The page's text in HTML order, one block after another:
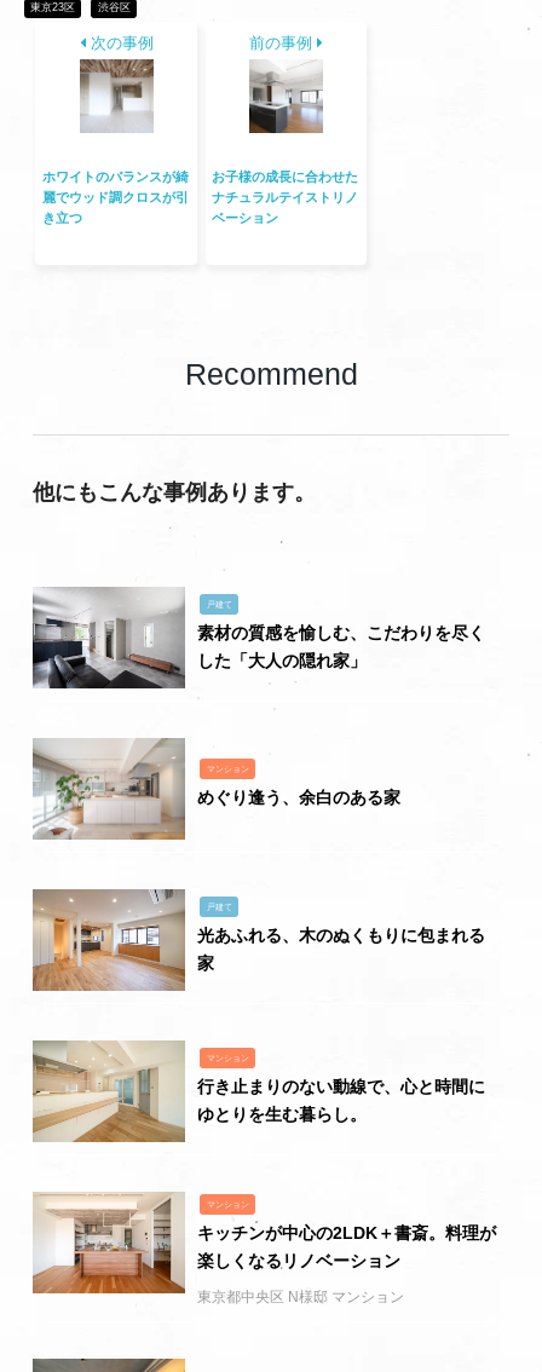
東京23区 渋谷区
次の事例
ホワイトのバランスが綺
麗でウッド調クロスが引
き立つ
前の事例
お子様の成長に合わせた
ナチュラルテイストリノ
ベーション
Recommend
他にもこんな事例あります。
戸建て
素材の質感を愉しむ、こだわりを尽く
した「大人の隠れ家」
マンション
めぐり逢う、余白のある家
戸建て
光あふれる、木のぬくもりに包まれる
家
マンション
行き止まりのない動線で、心と時間に
ゆとりを生む暮らし。
マンション
キッチンが中心の2LDK＋書斎。料理が
楽しくなるリノベーション
東京都中央区 N様邸 マンション